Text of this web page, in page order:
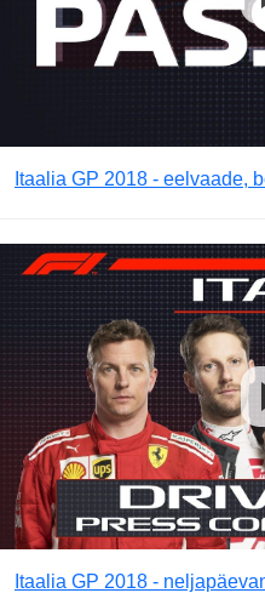
Itaalia GP 2018 - eelvaade,
Itaalia GP 2018 -